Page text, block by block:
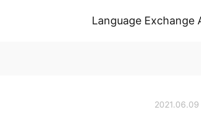
Language Exchange